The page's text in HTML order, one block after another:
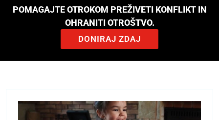
POMAGAJTE OTROKOM PREŽIVETI KONFLIKT IN
OHRANITI OTROŠTVO.
DONIRAJ ZDAJ